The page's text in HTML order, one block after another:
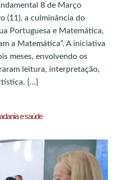
8 de Março
(11), a culminância do
Portuguesa e Matemática,
a Matemática”. A iniciativa
meses, envolvendo os
leitura, interpretação,
[…]
e saúde